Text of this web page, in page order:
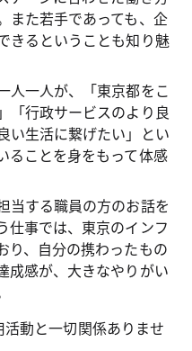
また若手であっても、企
きるということも知り魅
人一人が、「東京都をこ
「行政サービスのより良
い生活に繋げたい」とい
ることを身をもって体感
当する職員の方のお話を
仕事では、東京のインフ
り、自分の携わったもの
成感が、大きなやりがい
動と一切関係ありませ